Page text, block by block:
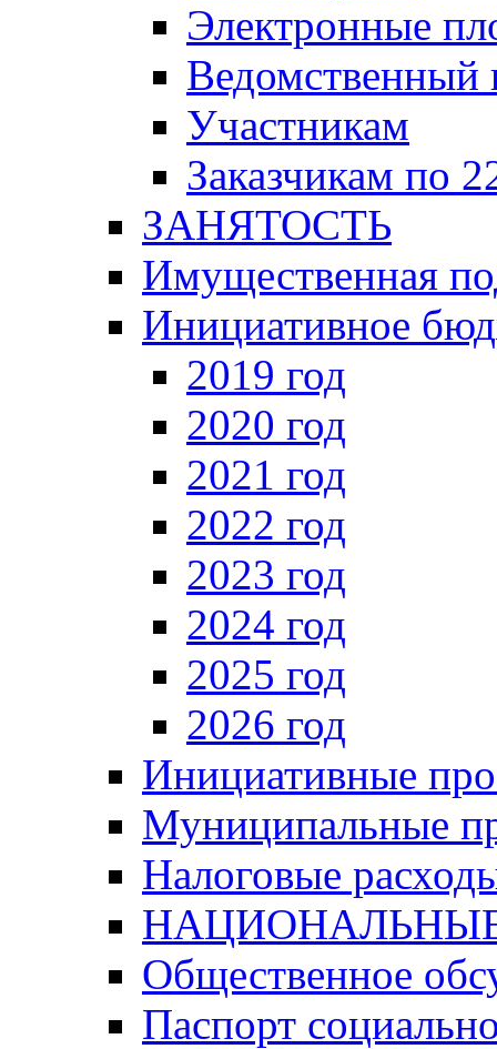
Электронные
Ведомственный
Участникам
Заказчикам по
ЗАНЯТОСТЬ
Имущественная
Инициативное
2019 год
2020 год
2021 год
2022 год
2023 год
2024 год
2025 год
2026 год
Инициативные
Муниципальные
Налоговые
Общественное
Паспорт